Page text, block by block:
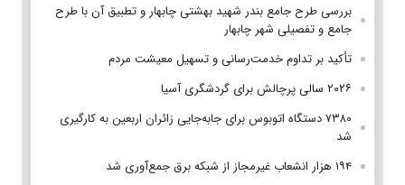
بررسی طرح جامع بندر شهید بهشتی چابهار و تطبیق آن با طرح
جامع و تفصیلی شهر چابهار
تأکید بر تداوم خدمت‌رسانی و تسهیل معیشت مردم
۲۰۲۶ سالی پرچالش برای گردشگری آسیا
۷۳۸۰ دستگاه اتوبوس برای جابه‌جایی زائران اربعین به‌ کارگیری
شد
۱۹۴ هزار انشعاب غیرمجاز از شبکه برق جمع‌آوری شد